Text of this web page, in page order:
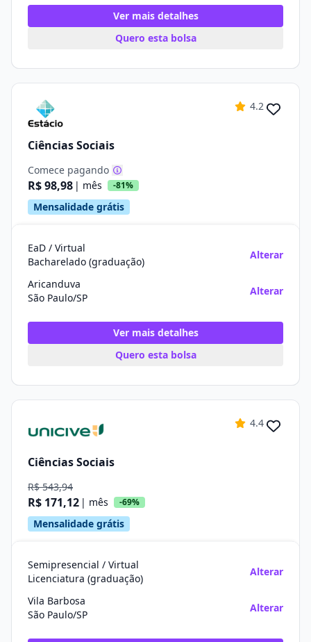
Ver mais detalhes
Quero esta bolsa
4.2
Ciências Sociais
Comece pagando
R$ 98,98 | mês -81%
Mensalidade grátis
EaD / Virtual
Bacharelado (graduação)
Alterar
Aricanduva
São Paulo/SP
Alterar
Ver mais detalhes
Quero esta bolsa
4.4
Ciências Sociais
R$ 543,94
R$ 171,12 | mês -69%
Mensalidade grátis
Semipresencial / Virtual
Licenciatura (graduação)
Alterar
Vila Barbosa
São Paulo/SP
Alterar